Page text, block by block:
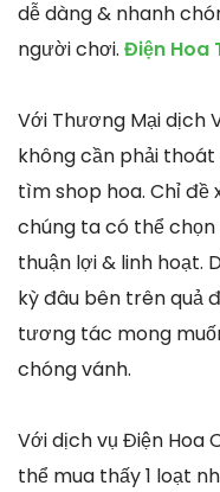
dễ dàng & nhanh
người chơi. Điện Hoa
Với Thương Mại dịch
không cần phải thoát
tìm shop hoa. Chỉ đề
chúng ta có thể
thuận lợi & linh hoạt.
kỳ đâu bên trên quả
tương tác mong
chóng vánh.
Với dịch vụ Điện Hoa
thể mua thấy 1 loạt